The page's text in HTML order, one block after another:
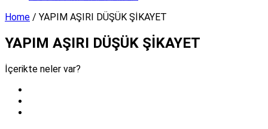
Home / YAPIM AŞIRI DÜŞÜK ŞİKAYET
YAPIM AŞIRI DÜŞÜK ŞİKAYET
İçerikte neler var?